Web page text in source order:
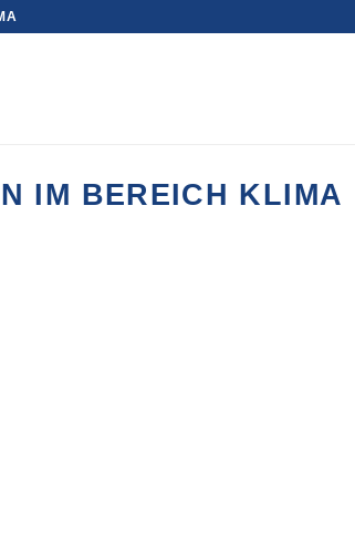
IM BEREICH KLIMA